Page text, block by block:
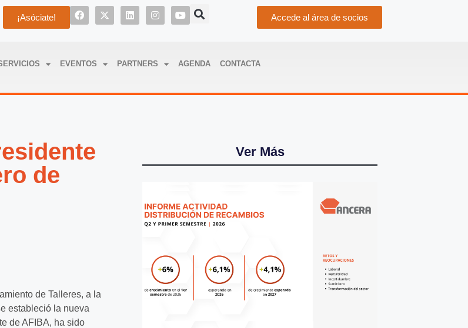
¡Asóciate! Accede al área de socios
EVENTOS PARTNERS AGENDA CONTACTA
de
de Talleres, a la
estableció la nueva
de AFIBA, ha sido
Ver Más